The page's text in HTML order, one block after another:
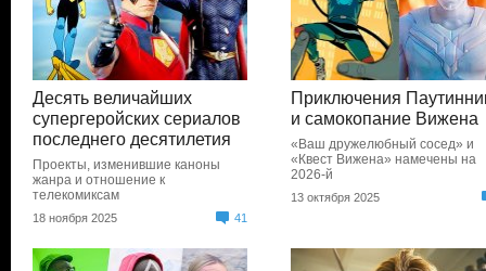
Десять величайших
супергеройских сериалов
последнего десятилетия
Проекты, изменившие каноны
жанра и отношение к
телекомиксам
18 ноября 2025 41
Приключения
и самокопание Вижена
«Ваш дружелюбный сосед» и
«Квест Вижена» намечены на
2026-й
13 октября 2025